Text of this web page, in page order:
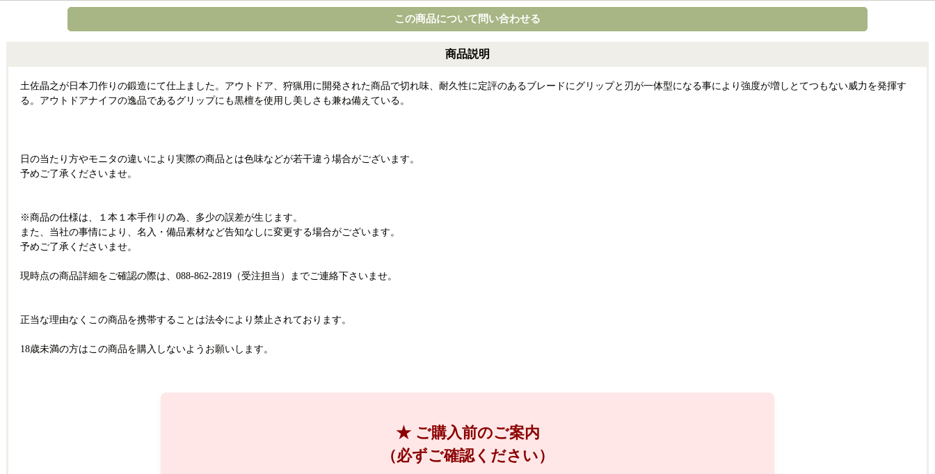
この商品について問い合わせる
商品説明
土佐晶之が日本刀作りの鍛造にて仕上ました。アウトドア、狩猟用に開発された商品で切れ味、耐久性に定評のあるブレードにグリップと刃が一体型になる事により強度が増しとてつもない威力を発揮す
る。アウトドアナイフの逸品であるグリップにも黒檀を使用し美しさも兼ね備えている。
日の当たり方やモニタの違いにより実際の商品とは色味などが若干違う場合がございます。
予めご了承くださいませ。
※商品の仕様は、１本１本手作りの為、多少の誤差が生じます。
また、当社の事情により、名入・備品素材など告知なしに変更する場合がございます。
予めご了承くださいませ。
現時点の商品詳細をご確認の際は、088-862-2819（受注担当）までご連絡下さいませ。
正当な理由なくこの商品を携帯することは法令により禁止されております。
18歳未満の方はこの商品を購入しないようお願いします。
★ ご購入前のご案内
（必ずご確認ください）